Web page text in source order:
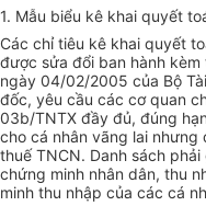
1. Mẫu biểu kê khai quyết
Các chỉ tiêu kê khai quyết
được sửa đổi ban hành
ngày 04/02/2005 của Bộ
đốc, yêu cầu các cơ quan
03b/TNTX đầy đủ, đúng
cho cá nhân vãng lai
thuế TNCN. Danh sách
chứng minh nhân dân, thu
minh thu nhập của các cá